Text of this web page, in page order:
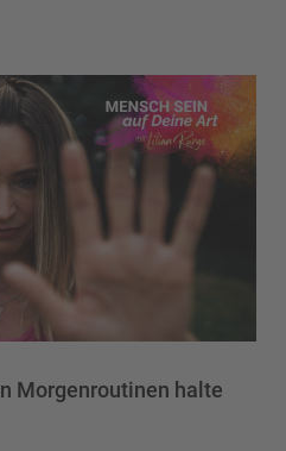
Morgenroutinen halte